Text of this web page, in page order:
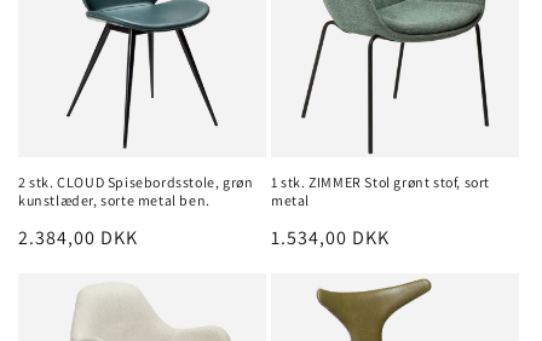
2 stk. CLOUD Spisebordsstole, grøn
kunstlæder, sorte metal ben.
Normalpris
2.384,00 DKK
1 stk. ZIMMER Stol grønt stof, sort
metal
Normalpris
1.534,00 DKK